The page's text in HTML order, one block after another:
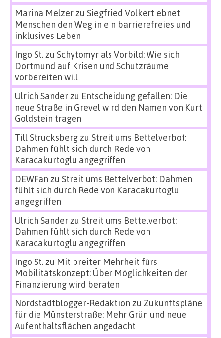
Marina Melzerzu Siegfried Volkert ebnet
Menschen den Weg in ein barrierefreies und
inklusives Leben
Ingo St.zu Schytomyr als Vorbild: Wie sich
Dortmund auf Krisen und Schutzräume
vorbereiten will
Ulrich Sanderzu Entscheidung gefallen: Die
neue Straße in Grevel wird den Namen von Kurt
Goldstein tragen
Till Strucksbergzu Streit ums Bettelverbot:
Dahmen fühlt sich durch Rede von
Karacakurtoglu angegriffen
DEWFan zu Streit ums Bettelverbot: Dahmen
fühlt sich durch Rede von Karacakurtoglu
angegriffen
Ulrich Sanderzu Streit ums Bettelverbot:
Dahmen fühlt sich durch Rede von
Karacakurtoglu angegriffen
Ingo St.zu Mit breiter Mehrheit fürs
Mobilitätskonzept: Über Möglichkeiten der
Finanzierung wird beraten
Nordstadtblogger-Redaktion zu Zukunftspläne
für die Münsterstraße: Mehr Grün und neue
Aufenthaltsflächen angedacht